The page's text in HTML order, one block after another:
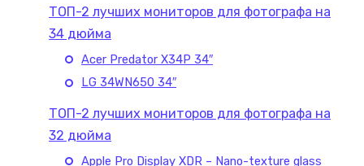
ТОП-2 лучших мониторов для фотографа на
34 дюйма
Acer Predator X34P 34″
LG 34WN650 34″
ТОП-2 лучших мониторов для фотографа на
32 дюйма
Apple Pro Display XDR – Nano-texture glass